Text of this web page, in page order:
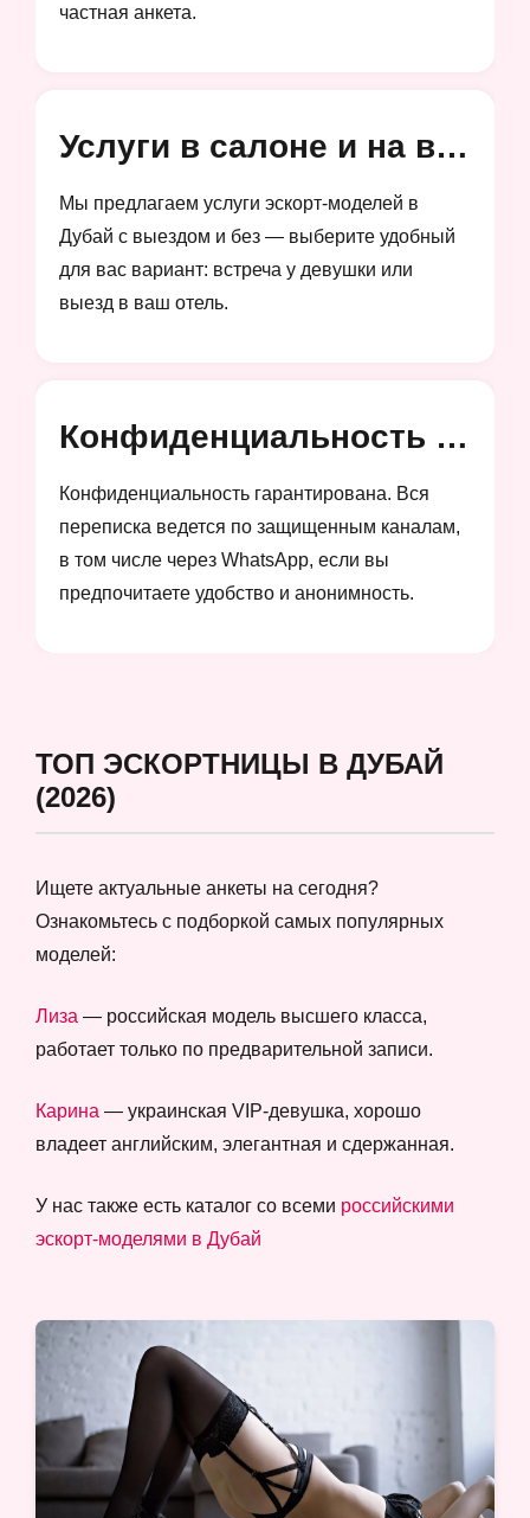
частная анкета.
Услуги в салоне и на выезд
Мы предлагаем услуги эскорт-моделей в
Дубай с выездом и без — выберите удобный
для вас вариант: встреча у девушки или
выезд в ваш отель.
Конфиденциальность и анонимность
Конфиденциальность гарантирована. Вся
переписка ведется по защищенным каналам,
в том числе через WhatsApp, если вы
предпочитаете удобство и анонимность.
ТОП ЭСКОРТНИЦЫ В ДУБАЙ
(2026)
Ищете актуальные анкеты на сегодня?
Ознакомьтесь с подборкой самых популярных
моделей:
Лиза — российская модель высшего класса,
работает только по предварительной записи.
Карина — украинская VIP-девушка, хорошо
владеет английским, элегантная и сдержанная.
У нас также есть каталог со всеми российскими
эскорт-моделями в Дубай